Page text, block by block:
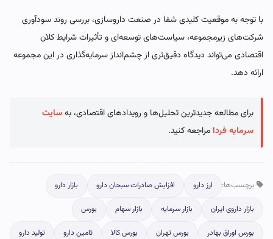
با توجه به موقعیت کلیدی شفا در صنعت داروسازی، بررسی روند سودآوری
شرکت‌های زیرمجموعه، سیاست‌های توسعه‌ای و تأثیرات شرایط کلان
اقتصادی می‌تواند دیدگاه دقیق‌تری از چشم‌انداز سرمایه‌گذاری در این مجموعه
ارائه دهد.
برای مطالعه جدیدترین تحلیل‌ها و رویدادهای اقتصادی، بهسایت
سرمایه فردا مراجعه کنید.
برچسب‌ها: ارز دارو افزایش صادرات سبحان دارو بازار دارو
بازار داروی ایران بازار سرمایه بازار سهام بورس
بورس اوراق بهادر بورس تهران بورس کالا تامین دارو تولید دارو